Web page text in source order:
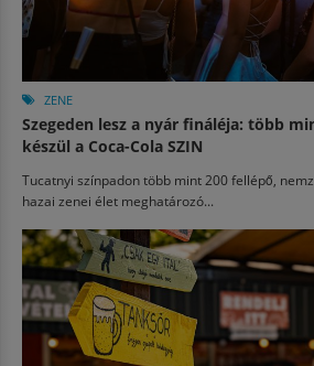
ZENE
Szegeden lesz a nyár fináléja: több
készül a Coca-Cola SZIN
Tucatnyi színpadon több mint 200 fellépő,
hazai zenei élet meghatározó...